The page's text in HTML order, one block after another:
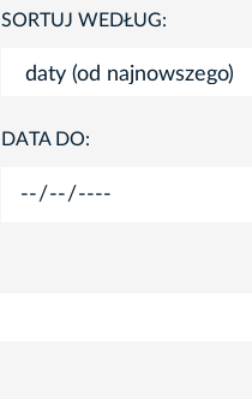
SORTUJ WEDŁUG:
DATA DO: